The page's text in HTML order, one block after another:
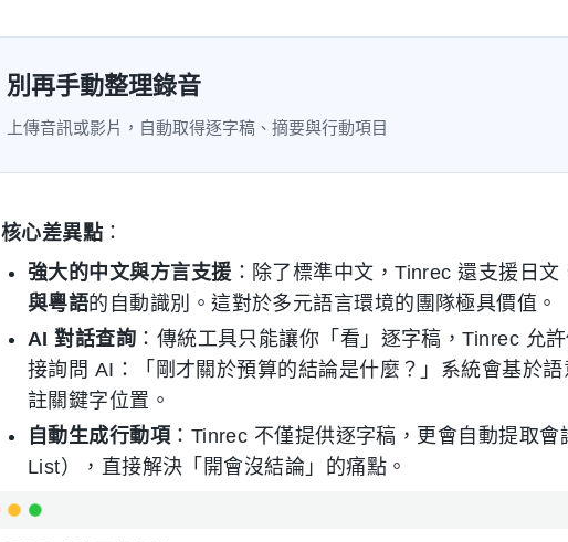
別再手動整理錄音
上傳音訊或影片，自動取得逐字稿、摘要與行動項目
核心差異點 ：
強大的中文與方言支援 ：除了標準中文，Tinrec 還支援日
與粵語的自動識別。這對於多元語言環境的團隊極具價值。
AI 對話查詢 ：傳統工具只能讓你「看」逐字稿，Tinrec 允
接詢問 AI：「剛才關於預算的結論是什麼？」系統會基於
註關鍵字位置。
自動生成行動項 ：Tinrec 不僅提供逐字稿，更會自動提取
List），直接解決「開會沒結論」的痛點。